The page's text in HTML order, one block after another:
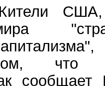
США,
что